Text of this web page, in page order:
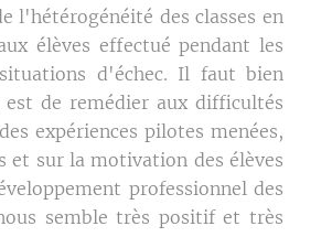
l'hétérogénéité des classes en
élèves effectué pendant les
d'échec. Il faut bien
de remédier aux difficultés
expériences pilotes menées,
et sur la motivation des élèves
professionnel des
semble très positif et très